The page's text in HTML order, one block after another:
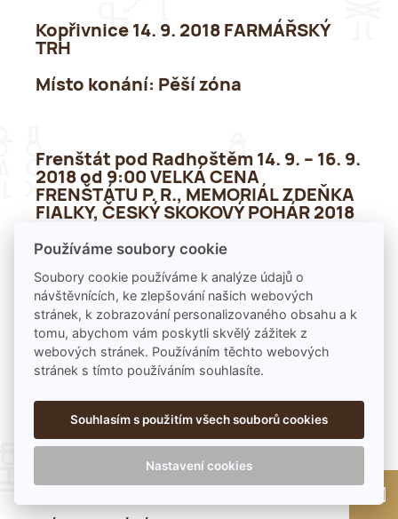
Kopřivnice 14. 9. 2018 FARMÁŘSKÝ
TRH
Místo konání: Pěší zóna
Frenštát pod Radhoštěm 14. 9. – 16. 9.
2018 od 9:00 VELKÁ CENA
FRENŠTÁTU P. R., MEMORIÁL ZDEŇKA
FIALKY, ČESKÝ SKOKOVÝ POHÁR 2018
Skokové závody.
Místo konání : Jízdárna TJ Slovan na
Nivách
Frenštát pod Radhoštěm 14. 9. 2018
od 13:00 KAVÁRNA POTMĚ
Tradiční akce, v 16:30 bude loutkové
z akce bude předán nadaci
Světluška.
Používáme soubory cookie
Soubory cookie používáme k analýze údajů o
návštěvnících, ke zlepšování našich webových
stránek, k zobrazování personalizovaného obsahu a k
tomu, abychom vám poskytli skvělý zážitek z
webových stránek. Používáním těchto webových
stránek s tímto používáním souhlasíte.
Souhlasím s použitím všech souborů cookies
Nastavení cookies